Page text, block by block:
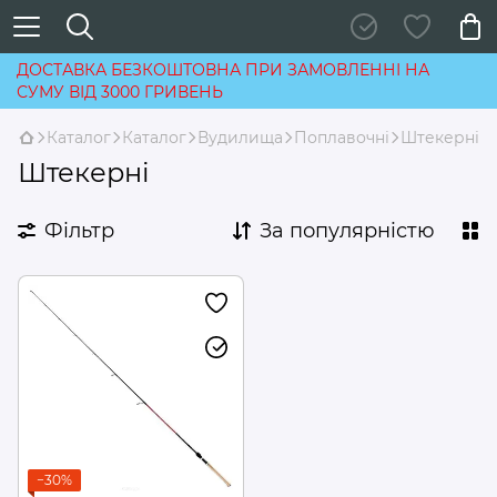
ДОСТАВКА БЕЗКОШТОВНА ПРИ ЗАМОВЛЕННІ НА
СУМУ ВІД 3000 ГРИВЕНЬ
Каталог Каталог Вудилища Поплавочні Штекерні
Штекерні
Фільтр За популярністю
−30%